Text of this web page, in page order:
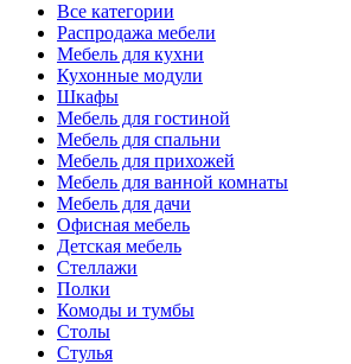
Все категории
Распродажа мебели
Мебель для кухни
Кухонные модули
Шкафы
Мебель для гостиной
Мебель для спальни
Мебель для прихожей
Мебель для ванной комнаты
Мебель для дачи
Офисная мебель
Детская мебель
Стеллажи
Полки
Комоды и тумбы
Столы
Стулья